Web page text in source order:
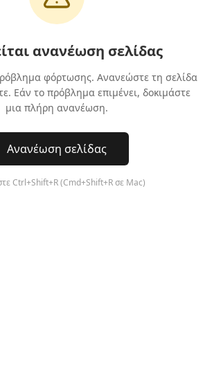
ανανέωση σελίδας
φόρτωσης. Ανανεώστε τη σελίδα
Εάν το πρόβλημα επιμένει, δοκιμάστε
μια πλήρη ανανέωση.
Ανανέωση σελίδας
Ctrl+Shift+R (Cmd+Shift+R σε Mac)